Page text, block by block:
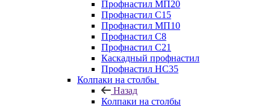
Профнастил МП20
Профнастил C15
Профнастил МП10
Профнастил C8
Профнастил C21
Каскадный профнастил
Профнастил НС35
Колпаки на столбы
Назад
Колпаки на столбы